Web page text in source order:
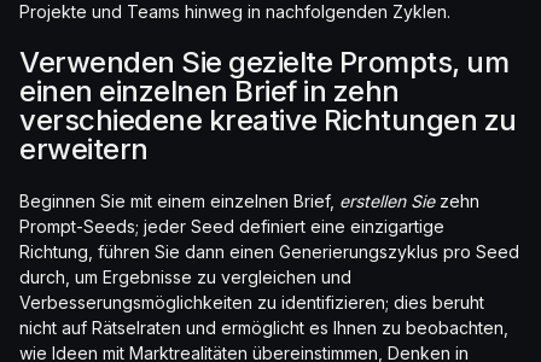
Projekte und Teams hinweg in nachfolgenden Zyklen.
Verwenden Sie gezielte Prompts, um
einen einzelnen Brief in zehn
verschiedene kreative Richtungen zu
erweitern
Beginnen Sie mit einem einzelnen Brief, erstellen Siezehn
Prompt-Seeds; jeder Seed definiert eine einzigartige
Richtung, führen Sie dann einen Generierungszyklus pro Seed
durch, um Ergebnisse zu vergleichen und
Verbesserungsmöglichkeiten zu identifizieren; dies beruht
nicht auf Rätselraten und ermöglicht es Ihnen zu beobachten,
wie Ideen mit Marktrealitäten übereinstimmen, Denken in